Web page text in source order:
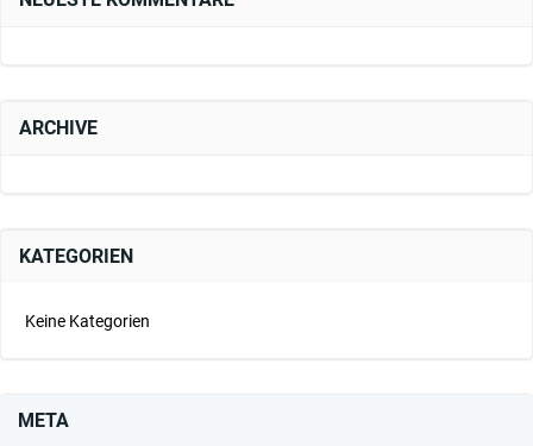
ARCHIVE
KATEGORIEN
Keine Kategorien
META